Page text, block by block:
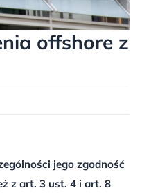
offshore z
jego zgodność
z art. 3 ust. 4 i art. 8